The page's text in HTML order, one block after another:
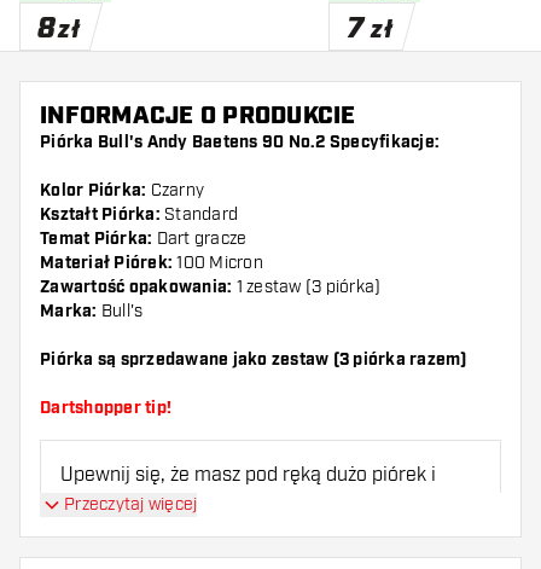
8zł 7 zł
INFORMACJE O PRODUKCIE
Piórka Bull's Andy Baetens 90 No.2 Specyfikacje:
Kolor Piórka: Czarny
Kształt Piórka: Standard
Temat Piórka: Dart gracze
Materiał Piórek: 100 Micron
Zawartość opakowania: 1 zestaw (3 piórka)
Marka: Bull's
Piórka są sprzedawane jako zestaw (3 piórka razem)
Dartshopper tip!
Upewnij się, że masz pod ręką dużo piórek i
shaftów. Mogą one zostać uszkodzone lub
złamane w wyniku użytkowania.
Przeczytaj więcej